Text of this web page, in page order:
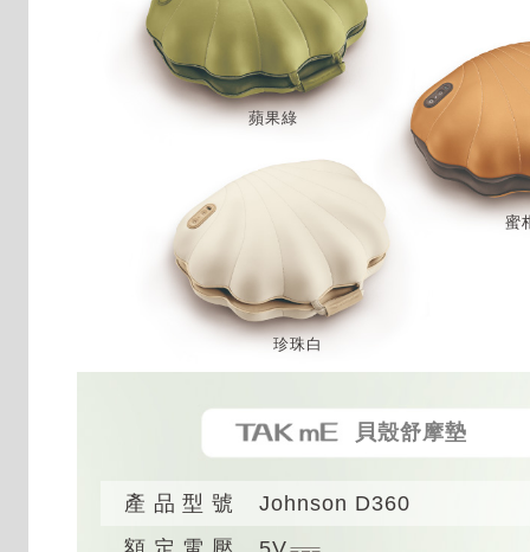
蘋果綠
蜜
珍珠白
貝殼舒摩墊
產品型號
Johnson D360